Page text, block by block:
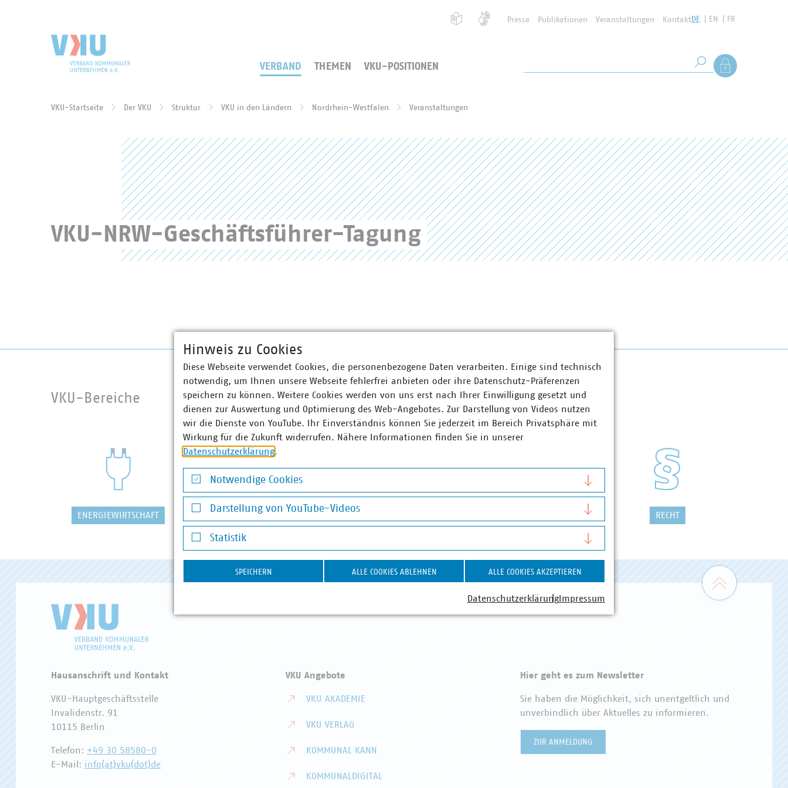
Presse Publikationen Veranstaltungen KontaktDE EN FR
VERBAND THEMEN VKU-POSITIONEN Suche starten
Als Mitglied
VKU-Startseite Der VKU Struktur VKU in den Ländern Nordrhein-Westfalen Veranstaltungen
VKU-NRW-Geschäftsführer-Tagung
VKU-Bereiche
ENERGIEWIRTSCHAFT WASSER/ABWASSER ABFALLWIRTSCHAFT RECHT
Zum
Hausanschrift und Kontakt
VKU-Hauptgeschäftsstelle
Invalidenstr. 91
10115 Berlin
Telefon: +49 30 58580-0
E-Mail: info(at)vku(dot)de
VKU Angebote
VKU AKADEMIE
VKU VERLAG
KOMMUNAL KANN
KOMMUNALDIGITAL
Hier geht es zum Newsletter
Sie haben die Möglichkeit, sich unentgeltlich und
unverbindlich über Aktuelles zu informieren.
ZUR ANMELDUNG
Hinweis zu Cookies
Diese Webseite verwendet Cookies, die personenbezogene Daten verarbeiten. Einige sind technisch
notwendig, um Ihnen unsere Webseite fehlerfrei anbieten oder ihre Datenschutz-Präferenzen
speichern zu können. Weitere Cookies werden von uns erst nach Ihrer Einwilligung gesetzt und
dienen zur Auswertung und Optimierung des Web-Angebotes. Zur Darstellung von Videos nutzen
wir die Dienste von YouTube. Ihr Einverständnis können Sie jederzeit im Bereich Privatsphäre mit
Wirkung für die Zukunft widerrufen. Nähere Informationen finden Sie in unserer
Datenschutzerklärung.
Notwendige Cookies
Notwendige Cookies
Darstellung von YouTube-Videos
Darstellung von YouTube-Videos
Statistik
Statistik
SPEICHERN ALLE COOKIES ABLEHNEN ALLE COOKIES AKZEPTIEREN
DatenschutzerklärungImpressum